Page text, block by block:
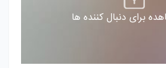
برای دنبال کننده ها